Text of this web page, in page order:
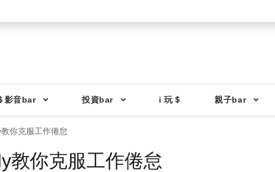
影音bar 投資bar i 玩＄ 親子bar
你克服工作倦怠
教你克服工作倦怠